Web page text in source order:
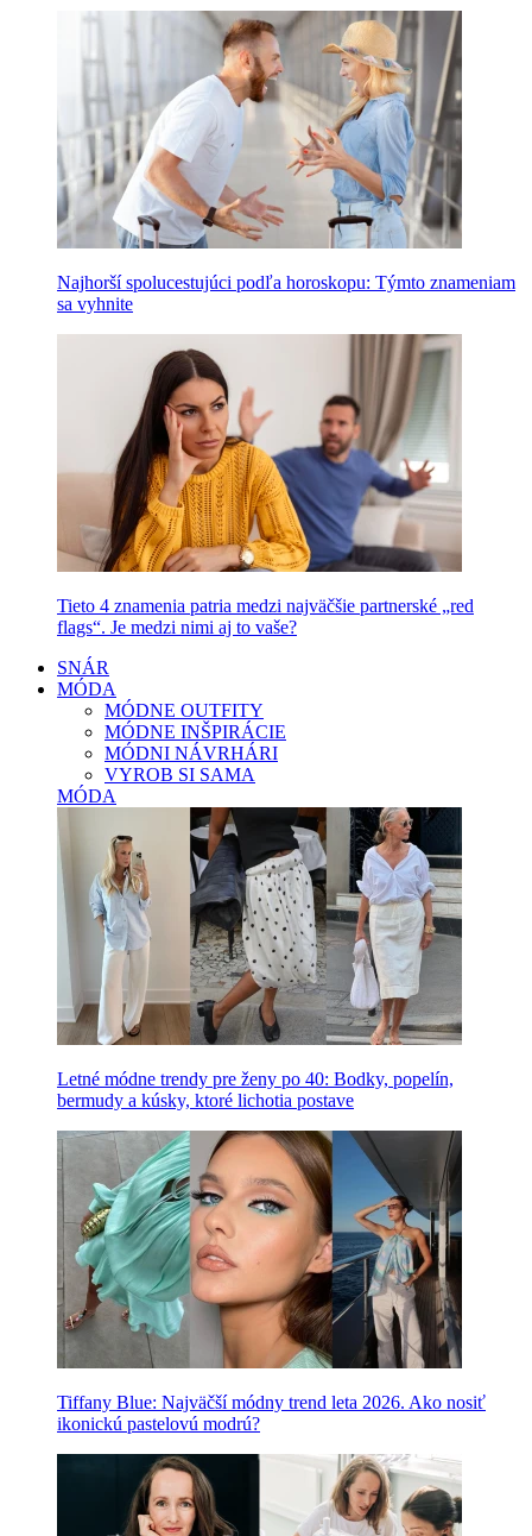
Najhorší spolucestujúci podľa horoskopu: Týmto znameniam
sa vyhnite
Tieto 4 znamenia patria medzi najväčšie partnerské „red
flags“. Je medzi nimi aj to vaše?
SNÁR
MÓDA
MÓDNE OUTFITY
MÓDNE INŠPIRÁCIE
MÓDNI NÁVRHÁRI
VYROB SI SAMA
MÓDA
Letné módne trendy pre ženy po 40: Bodky, popelín,
bermudy a kúsky, ktoré lichotia postave
Tiffany Blue: Najväčší módny trend leta 2026. Ako nosiť
ikonickú pastelovú modrú?